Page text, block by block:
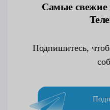
Самые свежие
Подпишитесь,